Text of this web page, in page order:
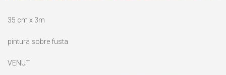
35 cm x 3m
pintura sobre fusta
VENUT